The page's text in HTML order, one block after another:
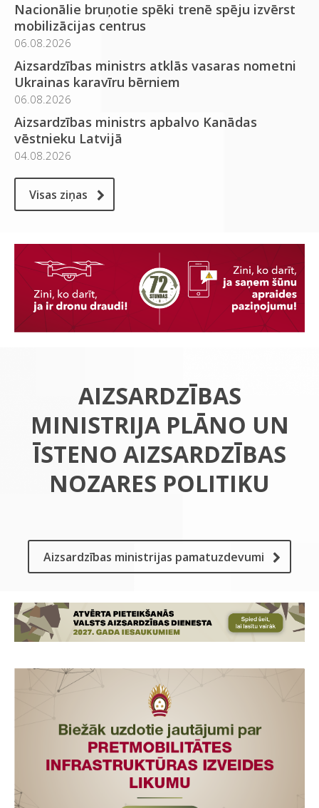
Nacionālie bruņotie spēki trenē spēju izvērst
mobilizācijas centrus
06.08.2026
Aizsardzības ministrs atklās vasaras nometni
Ukrainas karavīru bērniem
06.08.2026
Aizsardzības ministrs apbalvo Kanādas
vēstnieku Latvijā
04.08.2026
Visas ziņas
AIZSARDZĪBAS
MINISTRIJA PLĀNO UN
ĪSTENO AIZSARDZĪBAS
NOZARES POLITIKU
Aizsardzības ministrijas pamatuzdevumi